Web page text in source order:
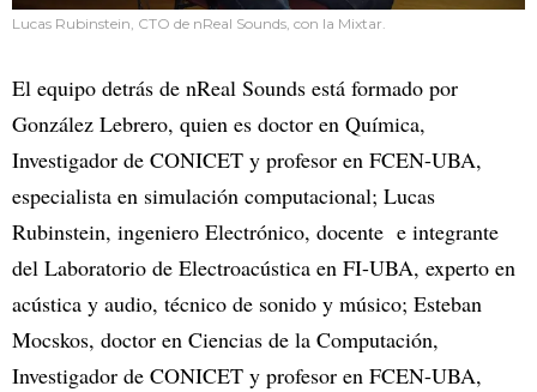
Lucas Rubinstein, CTO de nReal Sounds, con la Mixtar.
El equipo detrás de nReal Sounds está formado por
González Lebrero, quien es doctor en Química,
Investigador de CONICET y profesor en FCEN-UBA,
especialista en simulación computacional; Lucas
Rubinstein, ingeniero Electrónico, docente e integrante
del Laboratorio de Electroacústica en FI-UBA, experto en
acústica y audio, técnico de sonido y músico; Esteban
Mocskos, doctor en Ciencias de la Computación,
Investigador de CONICET y profesor en FCEN-UBA,